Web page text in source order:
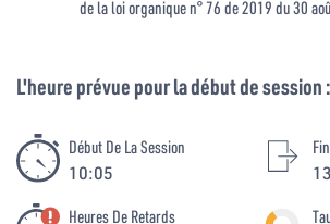
de la loi organique n° 76 de 2019 du 30
L'heure prévue pour la début de session :
Début De La Session
10:05
Heures De Retards